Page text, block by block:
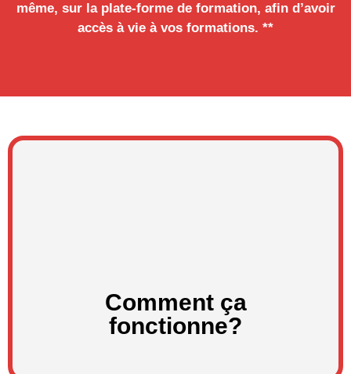
même, sur la plate-forme de formation, afin d’avoir
accès à vie à vos formations. **
Comment ça
fonctionne?